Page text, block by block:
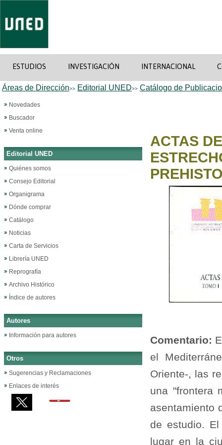
ESTUDIOS INVESTIGACIÓN INTERNACIONAL
Áreas de Dirección>> Editorial UNED>> Catálogo de
Novedades
Buscador
Venta online
Editorial UNED
Quiénes somos
Consejo Editorial
Organigrama
Dónde comprar
Catálogo
Noticias
Carta de Servicios
Librería UNED
Reprografía
Archivo Histórico
Índice de autores
Autores
Información para autores
Otros
Sugerencias y Reclamaciones
Enlaces de interés
ACTAS
Comentario:
el
Oriente-, las
una "frontera
asentamiento
de estudio.
lugar en la